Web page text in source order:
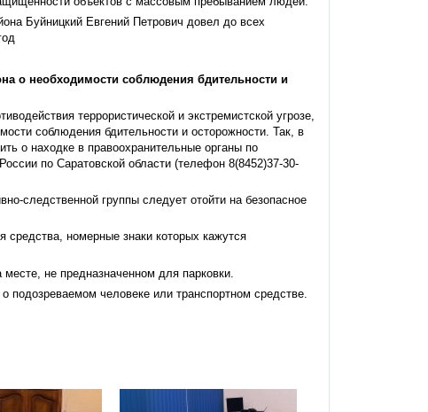
Буйницкий Евгений Петрович довел до всех
о необходимости соблюдения бдительности и
террористической и экстремистской угрозе,
соблюдения бдительности и осторожности. Так, в
о находке в правоохранительные органы по
по Саратовской области (телефон 8(8452)37-30-
следственной группы следует отойти на безопасное
номерные знаки которых кажутся
не предназначенном для парковки.
человеке или транспортном средстве.